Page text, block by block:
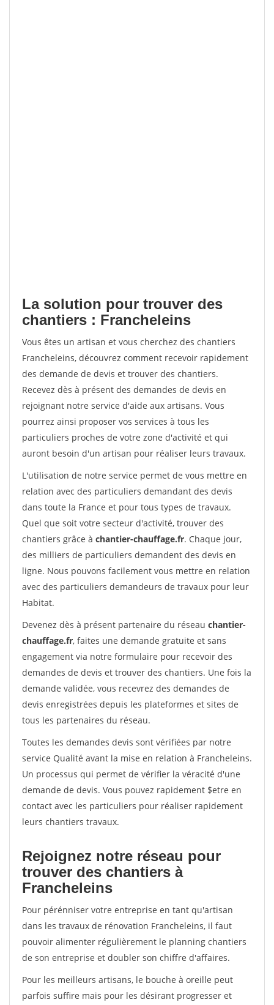
La solution pour trouver des
chantiers : Francheleins
Vous êtes un artisan et vous cherchez des chantiers
Francheleins, découvrez comment recevoir rapidement
des demande de devis et trouver des chantiers.
Recevez dès à présent des demandes de devis en
rejoignant notre service d'aide aux artisans. Vous
pourrez ainsi proposer vos services à tous les
particuliers proches de votre zone d'activité et qui
auront besoin d'un artisan pour réaliser leurs travaux.
L'utilisation de notre service permet de vous mettre en
relation avec des particuliers demandant des devis
dans toute la France et pour tous types de travaux.
Quel que soit votre secteur d'activité, trouver des
chantiers grâce à chantier-chauffage.fr. Chaque jour,
des milliers de particuliers demandent des devis en
ligne. Nous pouvons facilement vous mettre en relation
avec des particuliers demandeurs de travaux pour leur
Habitat.
Devenez dès à présent partenaire du réseau chantier-
chauffage.fr, faites une demande gratuite et sans
engagement via notre formulaire pour recevoir des
demandes de devis et trouver des chantiers. Une fois la
demande validée, vous recevrez des demandes de
devis enregistrées depuis les plateformes et sites de
tous les partenaires du réseau.
Toutes les demandes devis sont vérifiées par notre
service Qualité avant la mise en relation à Francheleins.
Un processus qui permet de vérifier la véracité d'une
demande de devis. Vous pouvez rapidement $etre en
contact avec les particuliers pour réaliser rapidement
leurs chantiers travaux.
Rejoignez notre réseau pour
trouver des chantiers à
Francheleins
Pour pérénniser votre entreprise en tant qu'artisan
dans les travaux de rénovation Francheleins, il faut
pouvoir alimenter régulièrement le planning chantiers
de son entreprise et doubler son chiffre d'affaires.
Pour les meilleurs artisans, le bouche à oreille peut
parfois suffire mais pour les désirant progresser et